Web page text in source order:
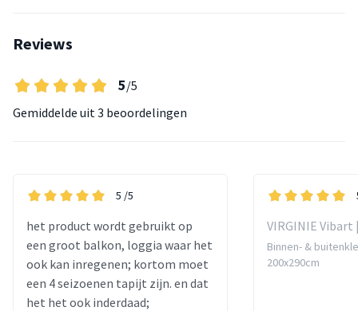
Reviews
5/5
Gemiddelde uit 3 beoordelingen
5 /5
het product wordt gebruikt op
een groot balkon, loggia waar het
ook kan inregenen; kortom moet
een 4 seizoenen tapijt zijn. en dat
het het ook inderdaad;
VIRGINIE Vibart
Binnen- &
200x290cm